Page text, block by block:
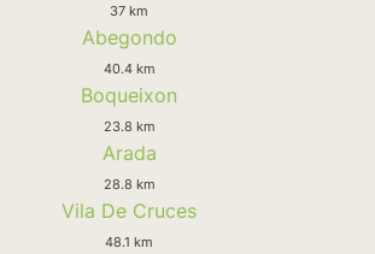
37 km
Abegondo
40.4 km
Boqueixon
23.8 km
Arada
28.8 km
Vila De Cruces
48.1 km